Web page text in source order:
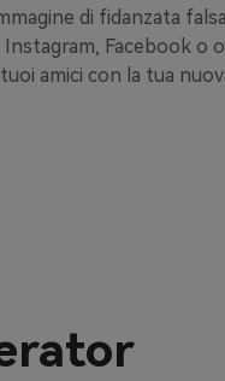
di fidanzata
Instagram, Facebook o
tuoi amici con la tua